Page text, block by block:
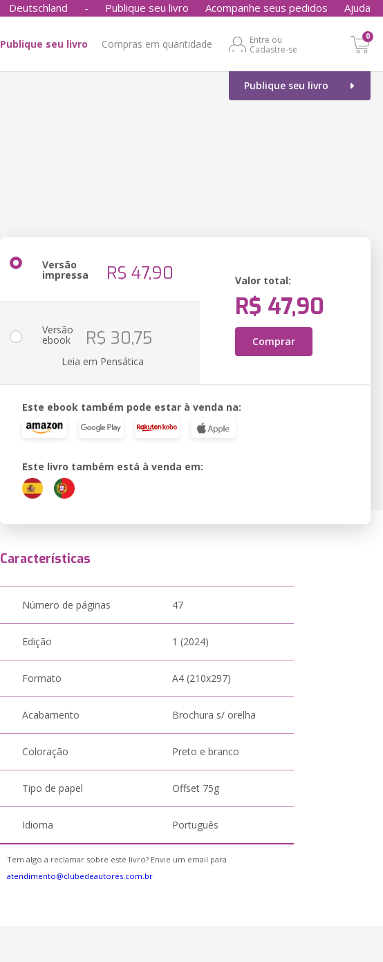
Deutschland - Publique seu livro Acompanhe seus pedidos Ajuda
Publique seu livro Compras em quantidade
Entre ou
Cadastre-se
0
Publique seu livro
Versão
impressa R$ 47,90 Valor total:
R$ 47,90
Comprar
Versão
ebook R$ 30,75
Leia em Pensática
Este ebook também pode estar à venda na:
Este livro também está à venda em:
Características
Número de páginas 47
Edição 1 (2024)
Formato A4 (210x297)
Acabamento Brochura s/ orelha
Coloração Preto e branco
Tipo de papel Offset 75g
Idioma Português
Tem algo a reclamar sobre este livro? Envie um email para
atendimento@clubedeautores.com.br